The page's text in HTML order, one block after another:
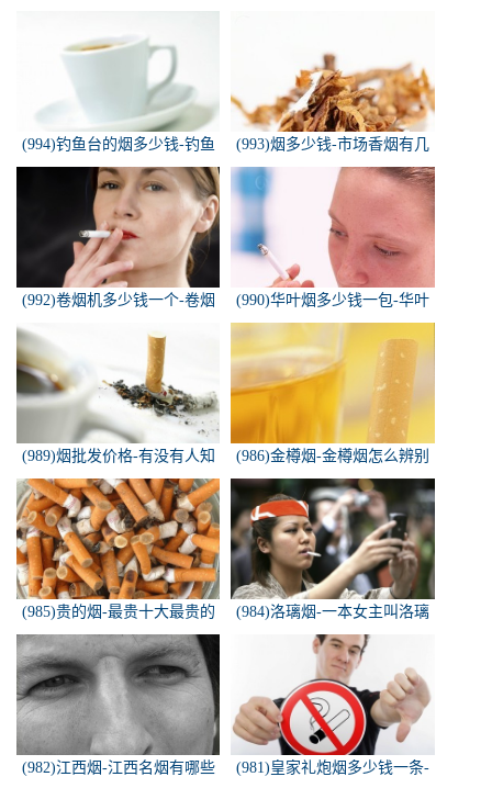
白色的呼伦贝尔香烟多少钱一
(994)钓鱼台的烟多少钱-钓鱼
台香烟价格有哪几种规格？
(993)烟多少钱-市场香烟有几
种 各多少钱一包
(992)卷烟机多少钱一个-卷烟
(990)华叶烟多少钱一包-华叶
烟价格多少钱一包
(989)烟批发价格-有没有人知
道，各种香烟批发价？
(986)金樽烟-金樽烟怎么辨别
真假
(985)贵的烟-最贵十大最贵的
香烟是什么
(984)洛璃烟-一本女主叫洛璃
烟的快穿小说，叫什么名字来
着？？？
(982)江西烟-江西名烟有哪些
(981)皇家礼炮烟多少钱一条-